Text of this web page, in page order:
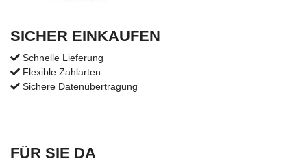
SICHER EINKAUFEN
Schnelle Lieferung
Flexible Zahlarten
Sichere Datenübertragung
FÜR SIE DA